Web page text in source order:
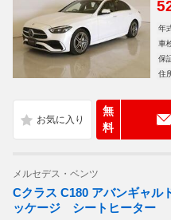
年
車
保
住
無
料
メルセデス・ベンツ
Cクラス C180 アバンギャル
ッケージ シートヒーター